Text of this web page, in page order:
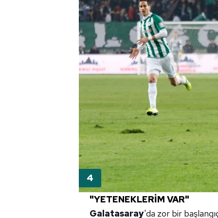
"YETENEKLERİM VAR"
Galatasaray'da zor bir